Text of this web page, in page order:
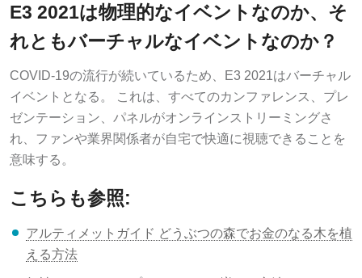
E3 2021は物理的なイベントなのか、そ
れともバーチャルなイベントなのか？
COVID-19の流行が続いているため、E3 2021はバーチャル
イベントとなる。 これは、すべてのカンファレンス、プレ
ゼンテーション、パネルがオンラインストリーミングさ
れ、ファンや業界関係者が自宅で快適に視聴できることを
意味する。
こちらも参照:
アルティメットガイド どうぶつの森でお金のなる木を植
える方法